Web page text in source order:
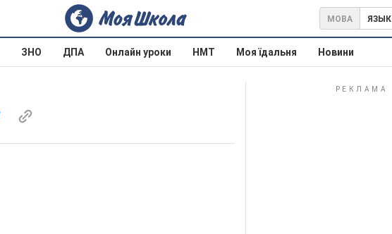
МОВА ЯЗЫК
ЗНО ДПА Онлайн уроки НМТ Моя їдальня Новини